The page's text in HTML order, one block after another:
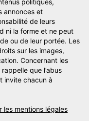
politiques,
annonces et
de leurs
ni la forme et ne peut
ou de leur portée. Les
sur les images,
Concernant les
que l’abus
invite chacun à
les mentions légales